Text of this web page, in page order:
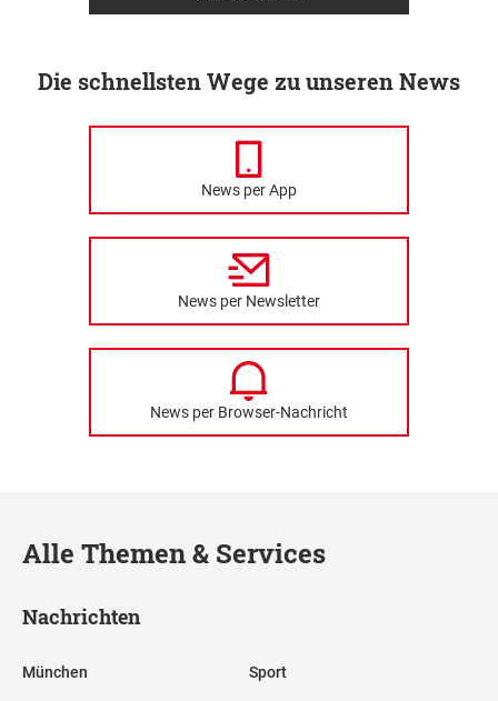
Die schnellsten Wege zu unseren News
News per App
News per Newsletter
News per Browser-Nachricht
Alle Themen & Services
Nachrichten
München Sport